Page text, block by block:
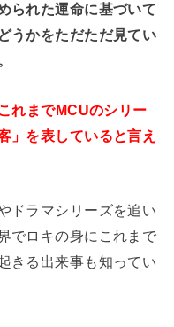
られた運命に基づいて
うかをただただ見てい
れまでMCUのシリー
」を表していると言え
ドラマシリーズを追い
でロキの身にこれまで
きる出来事も知ってい